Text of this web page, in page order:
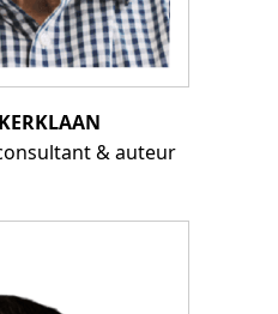
& auteur